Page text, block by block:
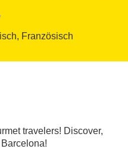
Französisch
travelers! Discover,